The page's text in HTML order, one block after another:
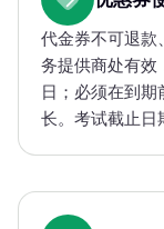
代金券不可退款
务提供商处有效
日；必须在到
长。考试截止日